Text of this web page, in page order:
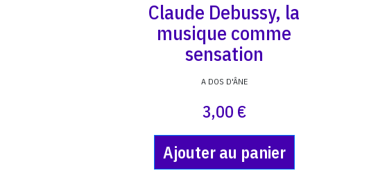
Claude Debussy, la
musique comme
sensation
A DOS D'ÂNE
3,00 €
Ajouter au panier